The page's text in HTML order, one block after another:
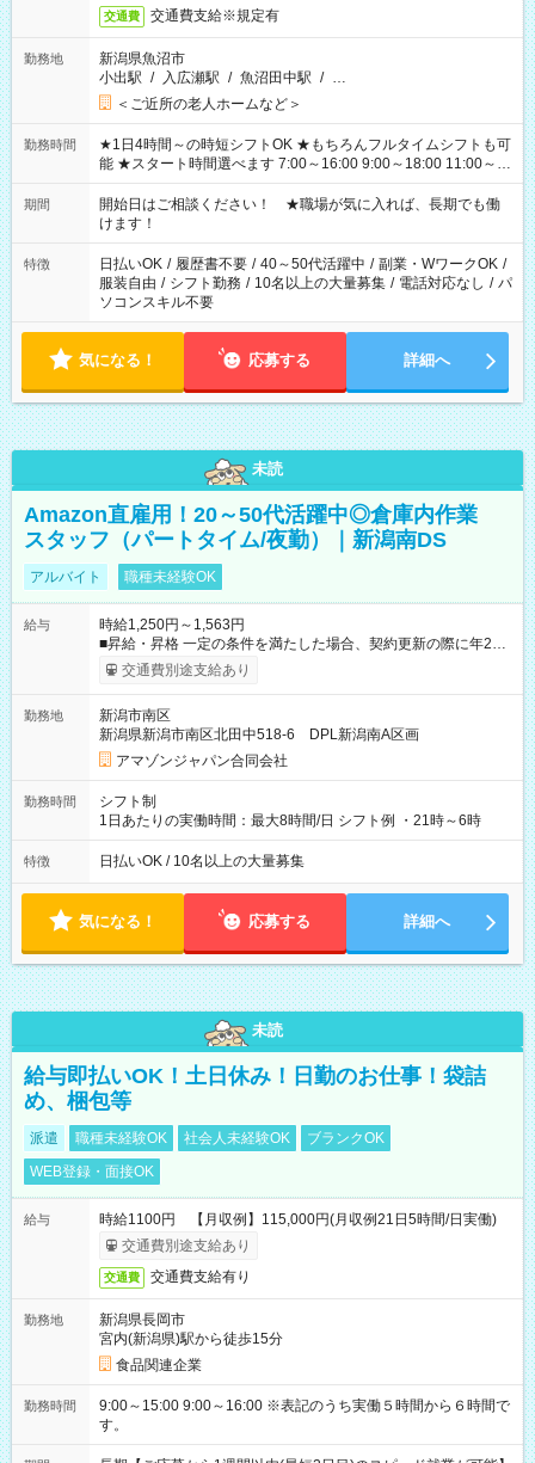
交通費 交通費支給※規定有
勤務地
新潟県魚沼市
小出駅 / 入広瀬駅 / 魚沼田中駅 / …
＜ご近所の老人ホームなど＞
勤務時間
★1日4時間～の時短シフトOK ★もちろんフルタイムシフトも可
能 ★スタート時間選べます 7:00～16:00 9:00～18:00 11:00～
20:00 など 残業なし！ ※Wワークの場合、他のお仕事と合わせ
週40時間超の就業はご案内できません ※法令に基づき、週20時
間以上勤務は社会保険への加入対象となります ※労働者派遣法
（日雇い派遣の原則禁止）により、短時間・短期間の就業はご
案内が難しい場合があります
期間
開始日はご相談ください！ ★職場が気に入れば、長期でも働
けます！
特徴 日払いOK / 履歴書不要 / 40～50代活躍中 / 副業・WワークOK /
服装自由 / シフト勤務 / 10名以上の大量募集 / 電話対応なし / パ
ソコンスキル不要
気になる！ 応募する 詳細へ
未読
Amazon直雇用！20～50代活躍中◎倉庫内作業
スタッフ（パートタイム/夜勤）｜新潟南DS
アルバイト 職種未経験OK
給与
時給1,250円～1,563円
■昇給・昇格 一定の条件を満たした場合、契約更新の際に年2回
まで昇給の機会があります。 ■正社員登用制度あり ※月末締/翌
月25日支払い ※時間外手当、別途支給 ※深夜割増賃金 (22:00～
☆Amazon直雇用で安定して働けます！ 【試用期間】試用期間
あり 試用期間の長さ：1週間 雇用形態、給与は本採用時と同じ
です。
交通費別途支給あり
勤務地
新潟市南区
新潟県新潟市南区北田中518-6 DPL新潟南A区画
アマゾンジャパン合同会社
勤務時間
シフト制
1日あたりの実働時間：最大8時間/日 シフト例 ・21時～6時
特徴 日払いOK / 10名以上の大量募集
気になる！ 応募する 詳細へ
未読
給与即払いOK！土日休み！日勤のお仕事！袋詰
め、梱包等
派遣 職種未経験OK 社会人未経験OK
ブランクOK
WEB登録・面接OK
給与
時給1100円 【月収例】115,000円(月収例21日5時間/日実働)
交通費別途支給あり
交通費 交通費支給有り
勤務地
新潟県長岡市
宮内(新潟県)駅から徒歩15分
食品関連企業
勤務時間
9:00～15:00 9:00～16:00 ※表記のうち実働５時間から６時間で
す。